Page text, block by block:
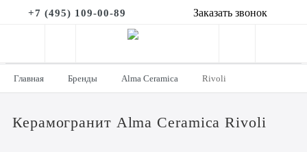
+7 (495) 109-00-89 Заказать звонок
Главная Бренды Alma Ceramica Rivoli
Керамогранит Alma Ceramica Rivoli